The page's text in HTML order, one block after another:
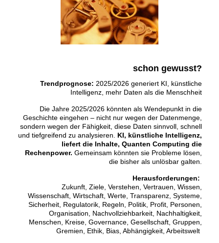
schon gewusst?
Trendprognose: 2025/2026 generiert KI, künstliche
Intelligenz, mehr Daten als die Menschheit
Die Jahre 2025/2026 könnten als Wendepunkt in die
Geschichte eingehen – nicht nur wegen der Datenmenge,
sondern wegen der Fähigkeit, diese Daten sinnvoll, schnell
und tiefgreifend zu analysieren. KI, künstliche Intelligenz,
liefert die Inhalte, Quanten Computing die
Rechenpower. Gemeinsam könnten sie Probleme lösen,
die bisher als unlösbar galten.
Herausforderungen:
Zukunft, Ziele, Verstehen, Vertrauen, Wissen,
Wissenschaft, Wirtschaft, Werte, Transparenz, Systeme,
Sicherheit, Regulatorik, Regeln, Politik, Profit, Personen,
Organisation, Nachvollziehbarkeit, Nachhaltigkeit,
Menschen, Kreise, Governance, Gesellschaft, Gruppen,
Gremien, Ethik, Bias, Abhängigkeit, Arbeitswelt